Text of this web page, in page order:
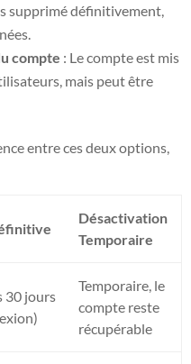
supprimé définitivement,
compte : Le compte est mis
mais peut être
entre ces deux options,
Désactivation
Temporaire
30 jours
Temporaire, le
compte reste
récupérable